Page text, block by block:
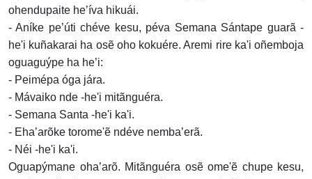
ohendupaite he’íva hikuái.
- Aníke pe’úti chéve kesu, péva Semana Sántape guarã -
he'i kuñakarai ha osẽ oho kokuére. Aremi rire ka'i oñemboja
oguaguýpe ha he’i:
- Peimépa óga jára.
- Mávaiko nde -he'i mitãnguéra.
- Semana Santa -he'i ka'i.
- Eha’arõke torome'ẽ ndéve nemba’erã.
- Néi -he'i ka'i.
Oguapýmane oha’arõ. Mitãnguéra osẽ ome'ẽ chupe kesu,